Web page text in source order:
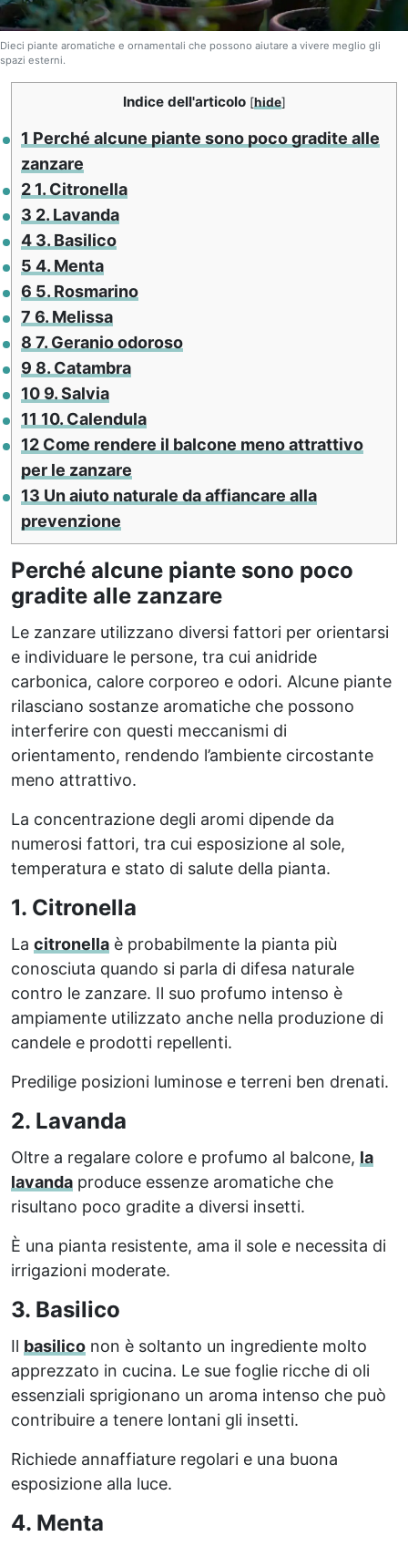
Dieci piante aromatiche e ornamentali che possono aiutare a vivere meglio gli
spazi esterni.
Indice dell'articolo [hide]
1 Perché alcune piante sono poco gradite alle
zanzare
2 1. Citronella
3 2. Lavanda
4 3. Basilico
5 4. Menta
6 5. Rosmarino
7 6. Melissa
8 7. Geranio odoroso
9 8. Catambra
10 9. Salvia
11 10. Calendula
12 Come rendere il balcone meno attrattivo
per le zanzare
13 Un aiuto naturale da affiancare alla
prevenzione
Perché alcune piante sono poco
gradite alle zanzare
Le zanzare utilizzano diversi fattori per orientarsi
e individuare le persone, tra cui anidride
carbonica, calore corporeo e odori. Alcune piante
rilasciano sostanze aromatiche che possono
interferire con questi meccanismi di
orientamento, rendendo l’ambiente circostante
meno attrattivo.
La concentrazione degli aromi dipende da
numerosi fattori, tra cui esposizione al sole,
temperatura e stato di salute della pianta.
1. Citronella
La citronella è probabilmente la pianta più
conosciuta quando si parla di difesa naturale
contro le zanzare. Il suo profumo intenso è
ampiamente utilizzato anche nella produzione di
candele e prodotti repellenti.
Predilige posizioni luminose e terreni ben drenati.
2. Lavanda
Oltre a regalare colore e profumo al balcone, la
lavanda produce essenze aromatiche che
risultano poco gradite a diversi insetti.
È una pianta resistente, ama il sole e necessita di
irrigazioni moderate.
3. Basilico
Il basilico non è soltanto un ingrediente molto
apprezzato in cucina. Le sue foglie ricche di oli
essenziali sprigionano un aroma intenso che può
contribuire a tenere lontani gli insetti.
Richiede annaffiature regolari e una buona
esposizione alla luce.
4. Menta